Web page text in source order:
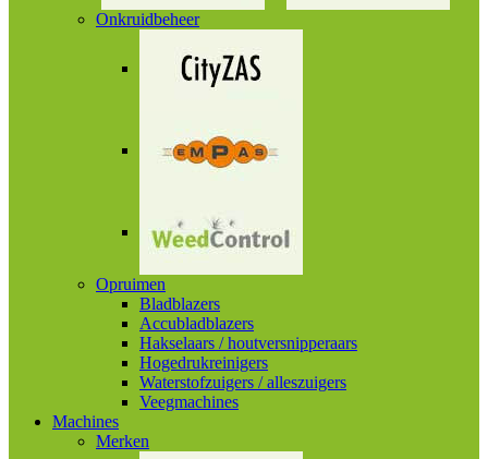
Onkruidbeheer
Opruimen
Bladblazers
Accubladblazers
Hakselaars / houtversnipperaars
Hogedrukreinigers
Waterstofzuigers / alleszuigers
Veegmachines
Machines
Merken